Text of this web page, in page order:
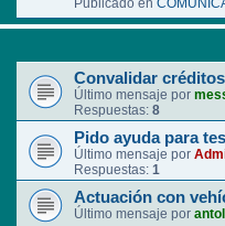
Publicado en
Convalidar
Último mensaje por
Respuestas: 8
Pido ayuda para
Último mensaje por
Respuestas: 1
Actuación con
Último mensaje por